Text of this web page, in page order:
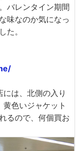
バレンタイン期間
味なのか気になっ
た。
は、北側の入り
色いジャケット
るので、何個買お